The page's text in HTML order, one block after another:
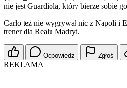
nie jest Guardiola, który bierze sobie
Carlo też nie wygrywał nic z Napoli i
trener dla Realu Madryt.
Odpowiedz Zgłoś
REKLAMA